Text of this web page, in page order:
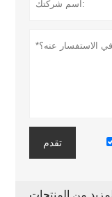
تقدم
المزيد من المنتجات